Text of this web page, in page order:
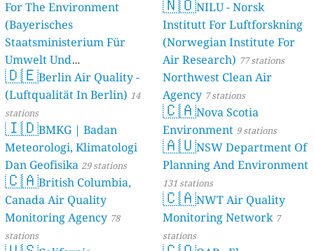
For The Environment
(Bayerisches
Staatsministerium Für
Umwelt Und
Verbraucherschutz) - LfU
46 stations
🇩🇪Berlin Air Quality -
(Luftqualität In Berlin) 14
stations
🇮🇩BMKG | Badan
Meteorologi, Klimatologi
Dan Geofisika 29 stations
🇨🇦British Columbia,
Canada Air Quality
Monitoring Agency 78
stations
🇳🇴NILU - Norsk
Institutt For Luftforskning
(Norwegian Institute For
Air Research) 77 stations
Northwest Clean Air
Agency 7 stations
🇨🇦Nova Scotia
Environment 9 stations
🇦🇺NSW Department Of
Planning And Environment
131 stations
🇨🇦NWT Air Quality
Monitoring Network 7
stations